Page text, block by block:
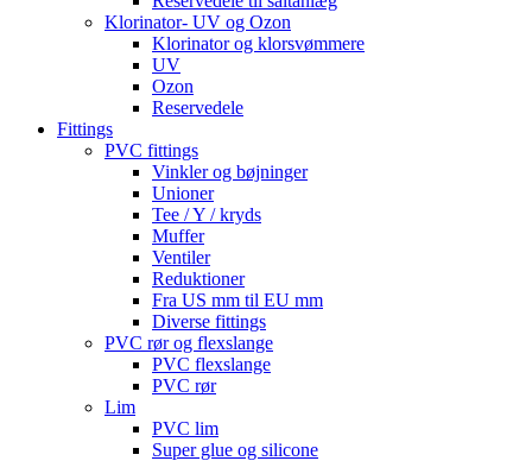
Klorinator- UV og Ozon
Klorinator og klorsvømmere
UV
Ozon
Reservedele
Fittings
PVC fittings
Vinkler og bøjninger
Unioner
Tee / Y / kryds
Muffer
Ventiler
Reduktioner
Fra US mm til EU mm
Diverse fittings
PVC rør og flexslange
PVC flexslange
PVC rør
Lim
PVC lim
Super glue og silicone